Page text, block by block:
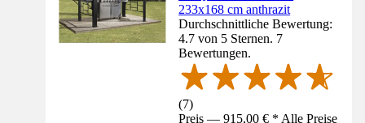
233x168 cm anthrazit
Durchschnittliche Bewertung:
4.7 von 5 Sternen. 7
Bewertungen.
(7)
Preis — 915,00 € * Alle Preise